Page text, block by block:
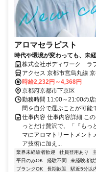
アロマセラピスト
時代や環境が変わっても、未
の仕事。手に職を身につけて
株式会社ボディワーク ラ
アクセス 京都市営烏丸線
本線 京都中央口徒歩約2分
駅：京都駅
時給2,232円～4,368円
京都府京都市下京区
勤務時間 11:00～21:00の
間を自分で選ぶことが可能
仕事内容 仕事内容詳細 こ
っとだけ贅沢で、「『もっ
マにアロマトリートメント
ア技術に加え...
業界未経験者歓迎 社員登用あり
平日のみOK
経験不問 未経験者歓
ブランクOK
長期歓迎 駅近5分以